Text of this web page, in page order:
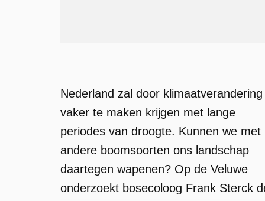
Nederland zal door klimaatverandering
vaker te maken krijgen met lange
periodes van droogte. Kunnen we met
andere boomsoorten ons landschap
daartegen wapenen? Op de Veluwe
onderzoekt bosecoloog Frank Sterck